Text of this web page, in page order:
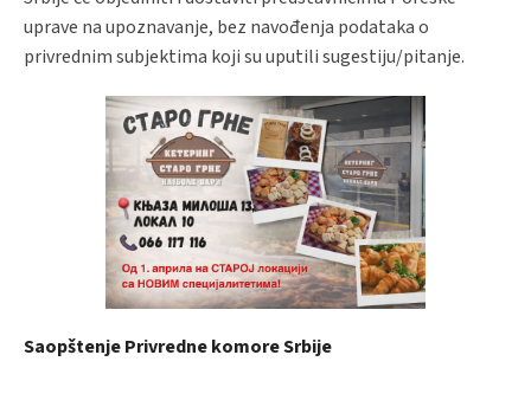
uprave na upoznavanje, bez navođenja podataka o
privrednim subjektima koji su uputili sugestiju/pitanje.
Saopštenje Privredne komore Srbije